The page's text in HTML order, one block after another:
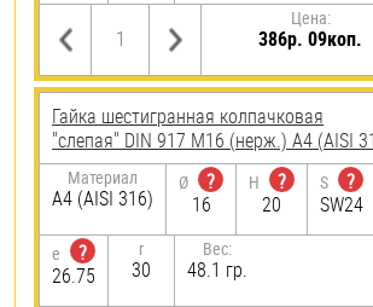
Цена:
386р. 09коп.
Гайка шестигранная колпачковая
"слепая" DIN 917 М16 (нерж.) A4 (AISI
Материал
A4 (AISI 316)
Ø
?
16
H
?
20
S
?
SW24
e
?
26.75
r
30
Вес:
48.1 гр.